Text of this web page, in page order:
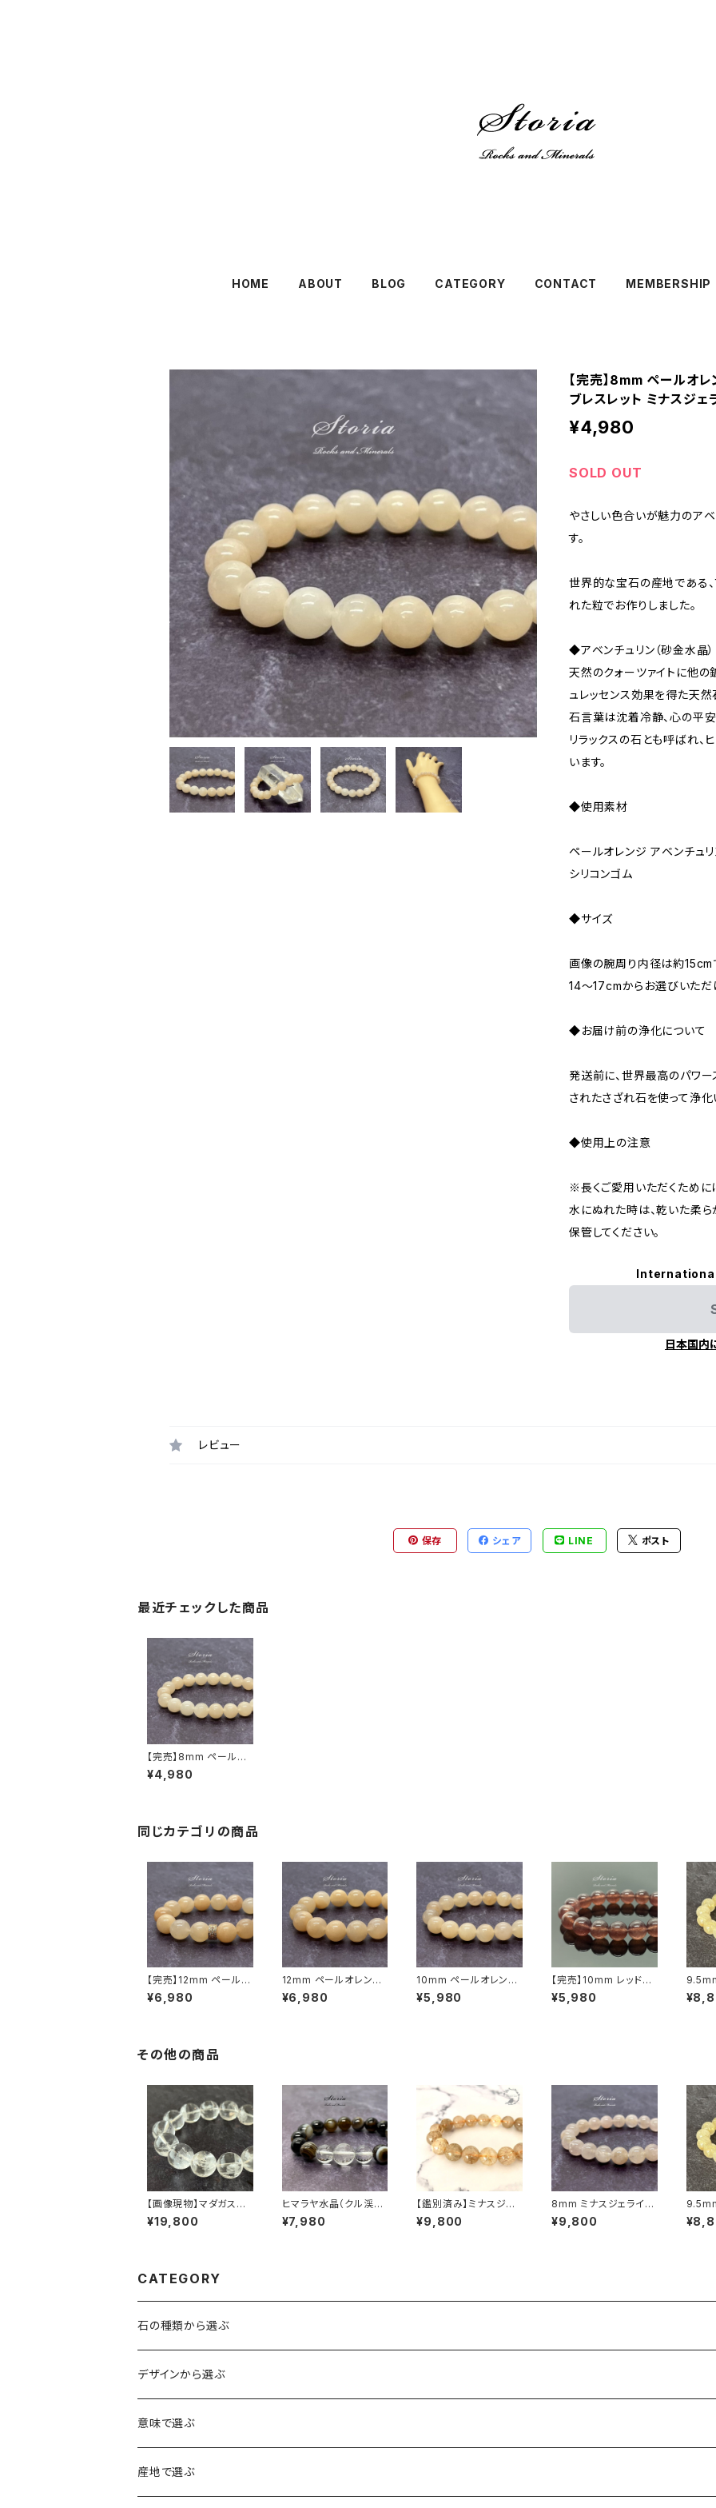
HOME ABOUT BLOG CATEGORY CONTACT MEMBERSHIP
【完売】8mm ペールオ
ブレスレット ミナスジェ
¥4,980
SOLD OUT
やさしい色合いが魅力のアベ
す。
世界的な宝石の産地である
れた粒でお作りしました。
◆アベンチュリン（砂金水晶）
天然のクォーツァイトに他の
ュレッセンス効果を得た天然
石言葉は沈着冷静、心の平安
リラックスの石とも呼ばれ、
います。
◆使用素材
ペールオレンジ アベンチュ
シリコンゴム
◆サイズ
画像の腕周り内径は約15cm
14～17cmからお選びいただ
◆お届け前の浄化について
発送前に、世界最高のパワ
されたさざれ石を使って浄化
◆使用上の注意
※長くご愛用いただくために
水にぬれた時は、乾いた柔
保管してください。
日本国内
レビュー
保存 シェア LINE ポスト
最近チェックした商品
【完売】8mm ペールオ
レンジ アベンチュリン
（砂金水晶）ブレスレット
¥4,980
同じカテゴリの商品
【完売】12mm ペールオ
レンジ アベンチュリン
（砂金水晶）×パヴェ ビ
¥6,980
12mm ペールオレンジ
アベンチュリン（砂金水
晶）ブレスレット ミナス
¥6,980
10mm ペールオレンジ
アベンチュリン（砂金水
晶）ブレスレット ミナス
¥5,980
【完売】10mm レッドア
ベンチュリン（砂金水
晶）ブレスレット
¥5,980
ス州
ルクォ
その他の商品
【画像現物】マダガスカ
ル産 虹入りアイリスクォ
ーツ 15mm ブレスレッ
¥19,800
ヒマラヤ水晶（クル渓谷
産）×天眼石 ブレスレッ
ト
¥7,980
【鑑別済み】ミナスジェ
ライス産 12mm珠 ルチ
ルクォーツ ブレスレット
¥9,800
8mm ミナスジェライス
産モルガナイト（緑柱
石）ブレスレット
¥9,800
ス州
ルクォ
CATEGORY
石の種類から選ぶ
水晶（クォーツ）
アイリスクォーツ（虹入り水晶）
ヒマラヤ水晶
ローズクォーツ（紅水晶）
アメジスト（紫水晶）
デザインから選ぶ
龍彫刻（水晶）
龍彫刻（オニキス）
意味で選ぶ
魔除け・厄除け
産地で選ぶ